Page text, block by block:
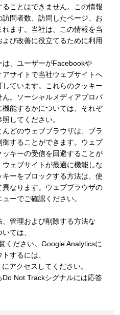
ことはできません。この情報
問者数、訪問したページ、お
ます。当社は、この情報を当
び改善に役立てるために利用
は、ユーザーがFacebookや
サイトで当社ウェブサイトへ
ています。これらのクッキー
。ソーシャルメディアプロバ
能するかについては、それぞ
してください。
んどのウェブブラウザは、ブラ
することができます。ウェブ
キーの受信を回避することが
ェブサイトが最適に機能しな
ーをブロックする方法は、使
なります。ウェブブラウザの
ーでご確認ください。
管理および削除する方法な
ては、
ください。Google Analyticsに
するには、
アクセスしてください。
Not Trackシグナルには応答